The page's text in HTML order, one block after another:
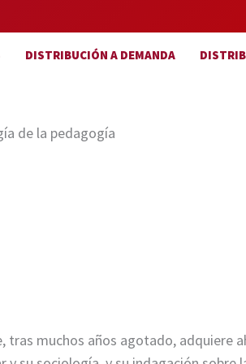
DISTRIBUCIÓN A DEMANDA
de la pedagogía
muchos años agotado, adquiere